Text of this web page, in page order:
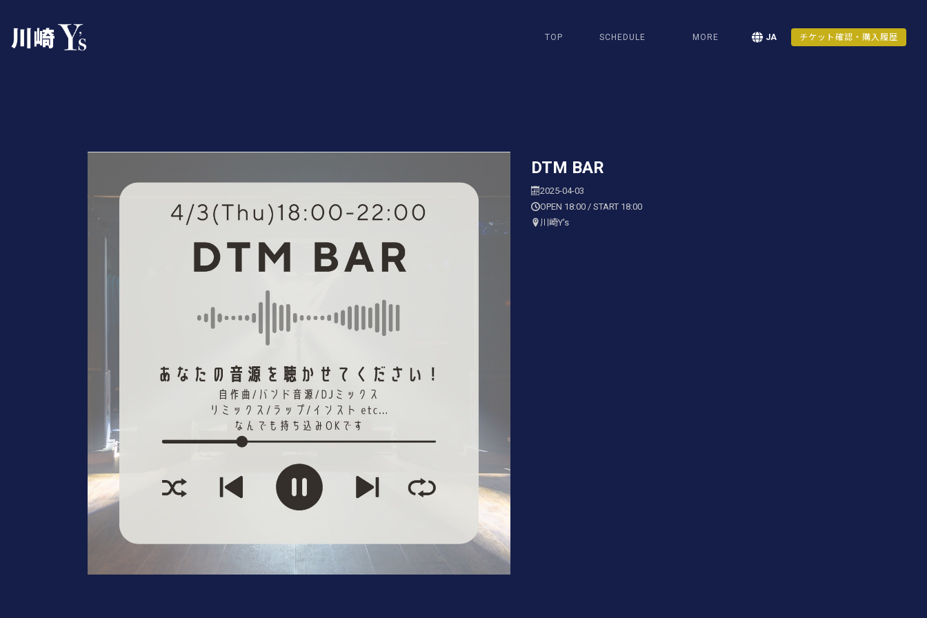
TOP SCHEDULE MORE JA チケット確認・購入履歴
DTM BAR
2025-04-03
OPEN 18:00 / START 18:00
川崎Y's